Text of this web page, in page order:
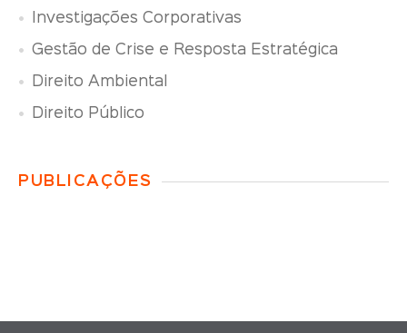
Investigações Corporativas
Gestão de Crise e Resposta Estratégica
Direito Ambiental
Direito Público
PUBLICAÇÕES